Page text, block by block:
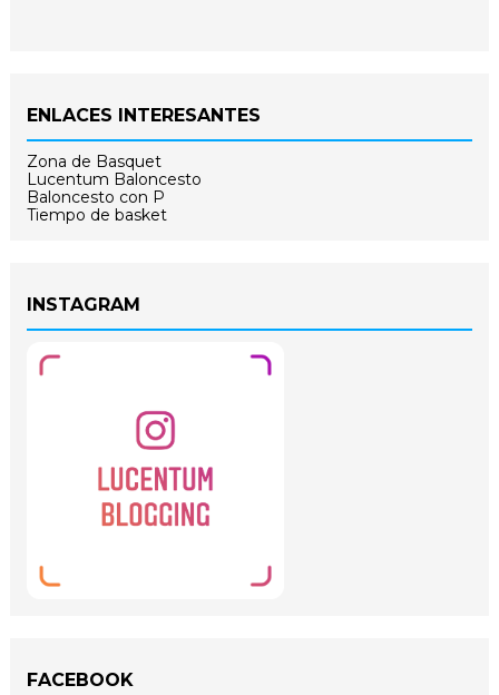
ENLACES INTERESANTES
Zona de Basquet
Lucentum Baloncesto
Baloncesto con P
Tiempo de basket
INSTAGRAM
FACEBOOK